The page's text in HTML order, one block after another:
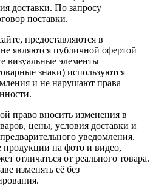
доставки. По запросу
поставки.
предоставляются в
являются публичной офертой
визуальные элементы
знаки) используются
и не нарушают права
право вносить изменения в
цены, условия доставки и
уведомления.
продукции на фото и видео,
отличаться от реального товара.
изменять её без